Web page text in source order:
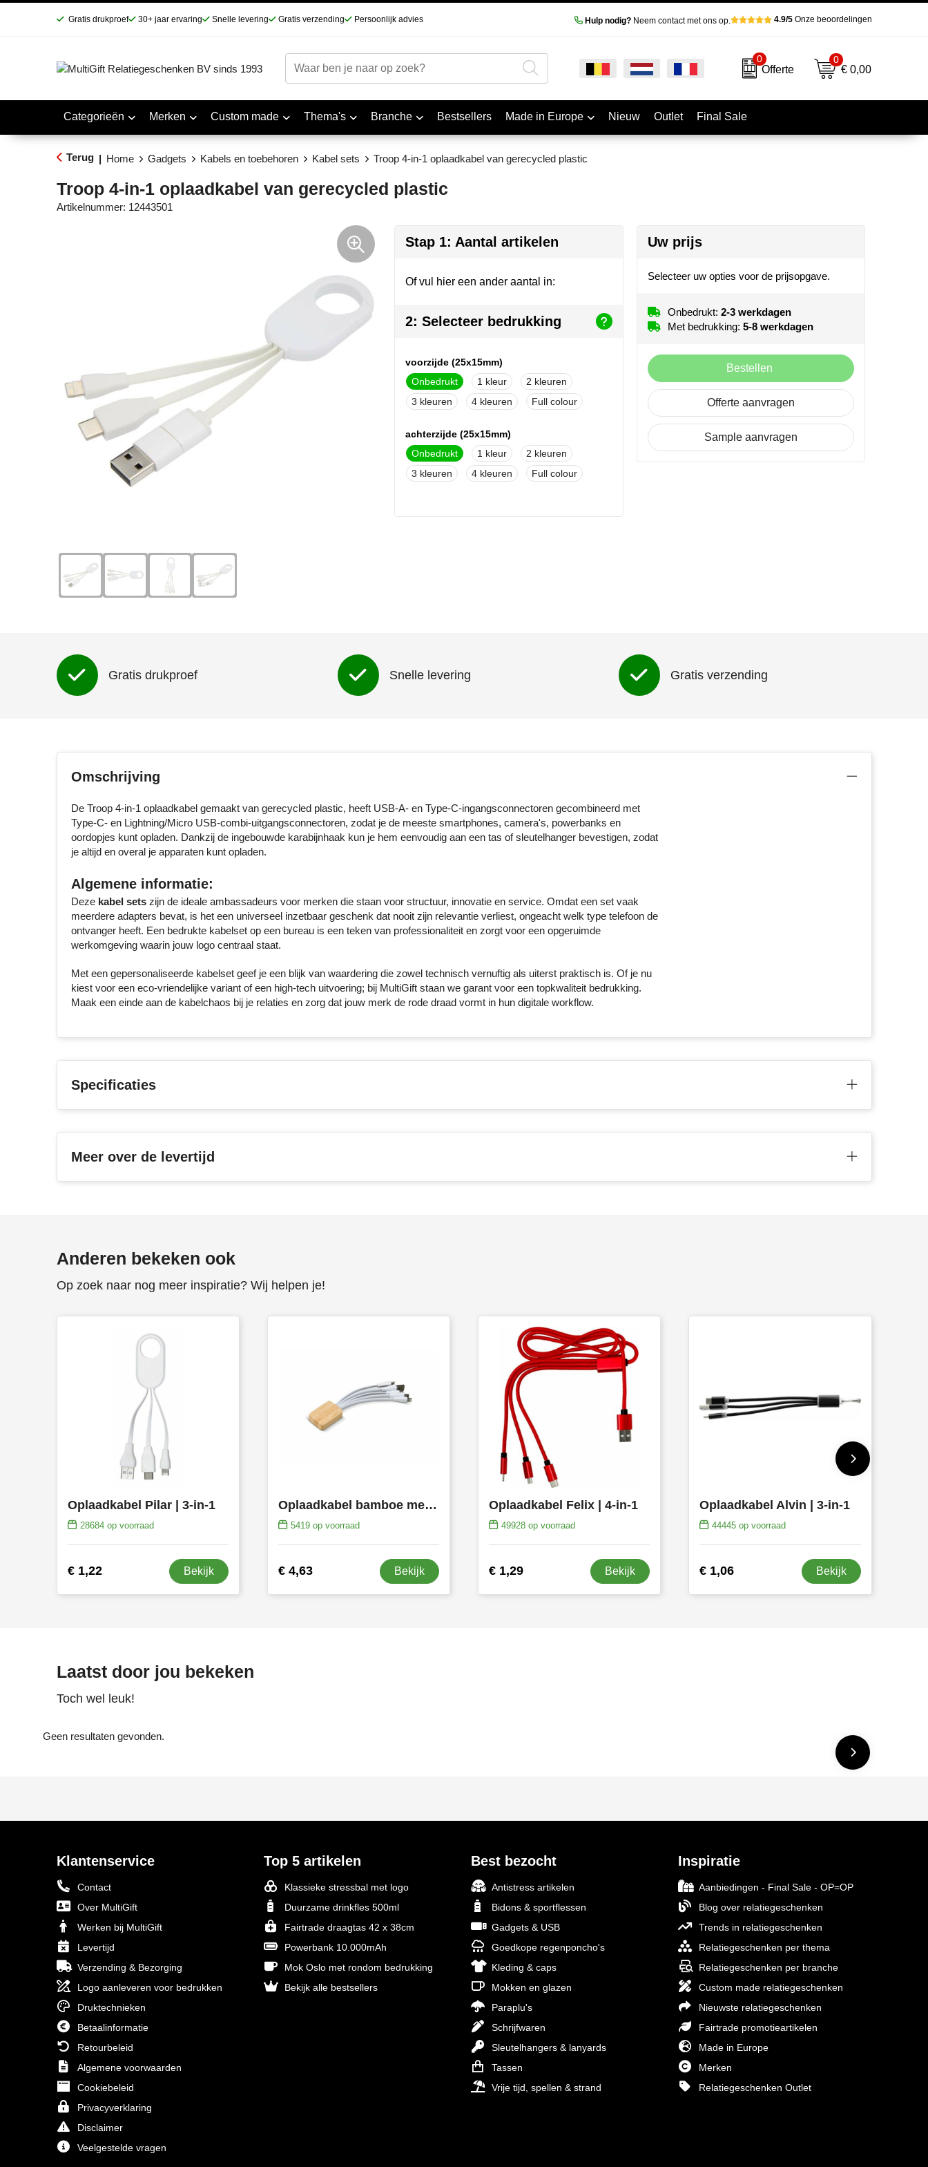
Gratis drukproef 30+ jaar ervaring Snelle levering Gratis verzending Persoonlijk advies Hulp nodig?Neem contact met ons op. 4.9/5Onze beoordelingen
0
Offerte
0
€ 0,00
Categorieën Merken Custom made Thema's Branche Bestsellers Made in Europe Nieuw Outlet Final Sale
Terug | Home Gadgets Kabels en toebehoren Kabel sets Troop 4-in-1 oplaadkabel van gerecycled plastic
Troop 4-in-1 oplaadkabel van gerecycled plastic
Artikelnummer: 12443501
Stap 1: Aantal artikelen
Of vul hier een ander aantal in:
2: Selecteer bedrukking
voorzijde (25x15mm)
Onbedrukt
1
2
3
4 Full colour
achterzijde (25x15mm)
Onbedrukt
1
2
3
4 Full colour
Uw prijs
Selecteer uw opties voor de prijsopgave.
Onbedrukt: 2-3 werkdagen
Met bedrukking: 5-8 werkdagen
Bestellen
Offerte aanvragen
Sample aanvragen
Gratis drukproef Snelle levering Gratis verzending
Omschrijving
De Troop 4-in-1 oplaadkabel gemaakt van gerecycled plastic, heeft USB-A- en Type-C-ingangsconnectoren gecombineerd met
Type-C- en Lightning/Micro USB-combi-uitgangsconnectoren, zodat je de meeste smartphones, camera's, powerbanks en
oordopjes kunt opladen. Dankzij de ingebouwde karabijnhaak kun je hem eenvoudig aan een tas of sleutelhanger bevestigen, zodat
je altijd en overal je apparaten kunt opladen.
Algemene informatie:
Deze kabel setszijn de ideale ambassadeurs voor merken die staan voor structuur, innovatie en service. Omdat een set vaak
meerdere adapters bevat, is het een universeel inzetbaar geschenk dat nooit zijn relevantie verliest, ongeacht welk type telefoon de
ontvanger heeft. Een bedrukte kabelset op een bureau is een teken van professionaliteit en zorgt voor een opgeruimde
werkomgeving waarin jouw logo centraal staat.
Met een gepersonaliseerde kabelset geef je een blijk van waardering die zowel technisch vernuftig als uiterst praktisch is. Of je nu
kiest voor een eco-vriendelijke variant of een high-tech uitvoering; bij MultiGift staan we garant voor een topkwaliteit bedrukking.
Maak een einde aan de kabelchaos bij je relaties en zorg dat jouw merk de rode draad vormt in hun digitale workflow.
Specificaties
Meer over de levertijd
Anderen bekeken ook
Op zoek naar nog meer inspiratie? Wij helpen je!
Oplaadkabel Pilar | 3-in-1
28684op voorraad
€ 1,22 Bekijk
Oplaadkabel bamboe met R-PET
5419op voorraad
€ 4,63 Bekijk
Oplaadkabel Felix | 4-in-1
49928 op voorraad
€ 1,29 Bekijk
Oplaadkabel Alvin | 3-in-1
44445 op voorraad
€ 1,06 Bekijk
Laatst door jou bekeken
Toch wel leuk!
Geen resultaten gevonden.
Klantenservice
Contact
Over MultiGift
Werken bij MultiGift
Levertijd
Verzending & Bezorging
Logo aanleveren voor bedrukken
Druktechnieken
Betaalinformatie
Retourbeleid
Algemene voorwaarden
Cookiebeleid
Privacyverklaring
Disclaimer
Veelgestelde vragen
Top 5 artikelen
Klassieke stressbal met logo
Duurzame drinkfles 500ml
Fairtrade draagtas 42 x 38cm
Powerbank 10.000mAh
Mok Oslo met rondom bedrukking
Bekijk alle bestsellers
Best bezocht
Antistress artikelen
Bidons & sportflessen
Gadgets & USB
Goedkope regenponcho's
Kleding & caps
Mokken en glazen
Paraplu's
Schrijfwaren
Sleutelhangers & lanyards
Tassen
Vrije tijd, spellen & strand
Inspiratie
Aanbiedingen - Final Sale - OP=OP
Blog over relatiegeschenken
Trends in relatiegeschenken
Relatiegeschenken per thema
Relatiegeschenken per branche
Custom made relatiegeschenken
Nieuwste relatiegeschenken
Fairtrade promotieartikelen
Made in Europe
Merken
Relatiegeschenken Outlet